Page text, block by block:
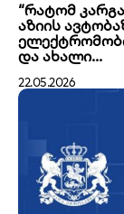
“რატომ
აზიის
და ახალი...
22.05.2026